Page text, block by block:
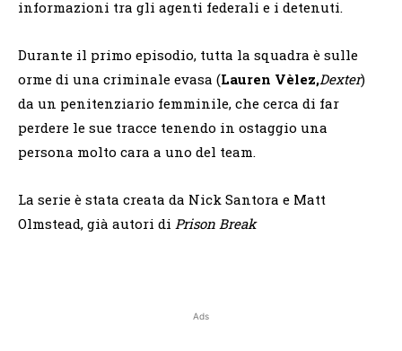
informazioni tra gli agenti federali e i detenuti.
Durante il primo episodio, tutta la squadra è sulle
orme di una criminale evasa (Lauren Vèlez,Dexter)
da un penitenziario femminile, che cerca di far
perdere le sue tracce tenendo in ostaggio una
persona molto cara a uno del team.
La serie è stata creata da Nick Santora e Matt
Olmstead, già autori di Prison Break
Ads